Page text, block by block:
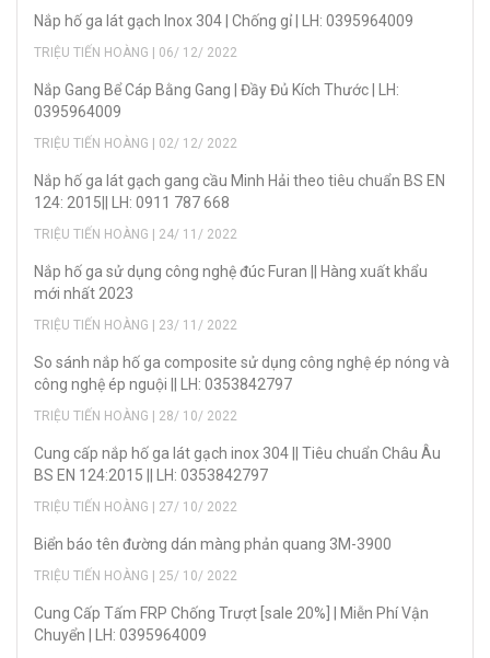
Nắp hố ga lát gạch Inox 304 | Chống gỉ | LH: 0395964009
TRIỆU TIẾN HOÀNG | 06/ 12/ 2022
Nắp Gang Bể Cáp Bằng Gang | Đầy Đủ Kích Thước | LH:
0395964009
TRIỆU TIẾN HOÀNG | 02/ 12/ 2022
Nắp hố ga lát gạch gang cầu Minh Hải theo tiêu chuẩn BS EN
124: 2015|| LH: 0911 787 668
TRIỆU TIẾN HOÀNG | 24/ 11/ 2022
Nắp hố ga sử dụng công nghệ đúc Furan || Hàng xuất khẩu
mới nhất 2023
TRIỆU TIẾN HOÀNG | 23/ 11/ 2022
So sánh nắp hố ga composite sử dụng công nghệ ép nóng và
công nghệ ép nguội || LH: 0353842797
TRIỆU TIẾN HOÀNG | 28/ 10/ 2022
Cung cấp nắp hố ga lát gạch inox 304 || Tiêu chuẩn Châu Âu
BS EN 124:2015 || LH: 0353842797
TRIỆU TIẾN HOÀNG | 27/ 10/ 2022
Biển báo tên đường dán màng phản quang 3M-3900
TRIỆU TIẾN HOÀNG | 25/ 10/ 2022
Cung Cấp Tấm FRP Chống Trượt [sale 20%] | Miễn Phí Vận
Chuyển | LH: 0395964009